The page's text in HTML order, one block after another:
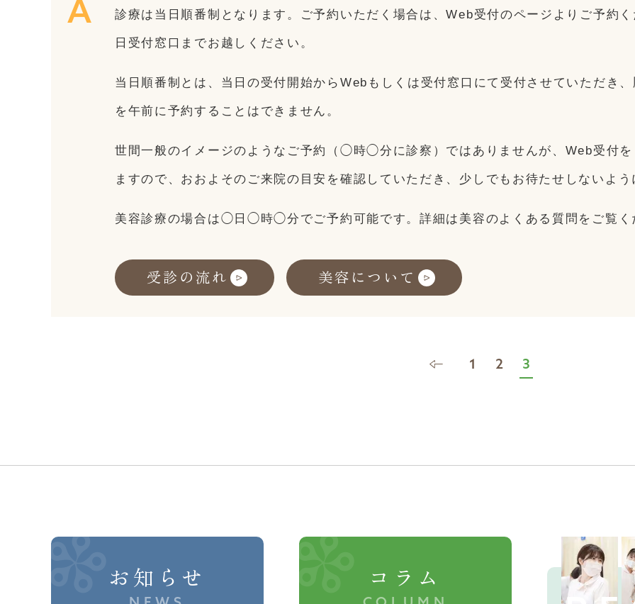
診療は当日順番制となります。ご予約いただく場合は、Web受付のページよりご予約
日受付窓口までお越しください。
当日順番制とは、当日の受付開始からWebもしくは受付窓口にて受付させていただき
を午前に予約することはできません。
世間一般のイメージのようなご予約（◯時◯分に診察）ではありませんが、Web受付
ますので、おおよそのご来院の目安を確認していただき、少しでもお待たせしないよ
美容診療の場合は◯日◯時◯分でご予約可能です。詳細は美容のよくある質問をご覧く
受診の流れ 美容について
1 2 3
お知らせ コラム